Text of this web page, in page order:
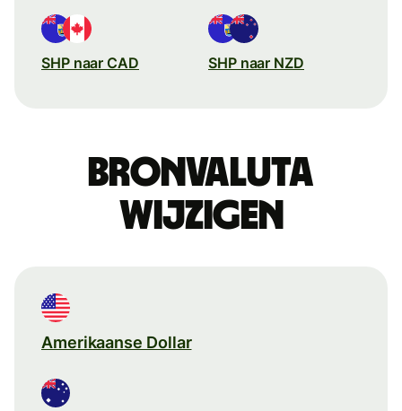
SHP naar CAD SHP naar NZD
Bronvaluta
wijzigen
Amerikaanse Dollar